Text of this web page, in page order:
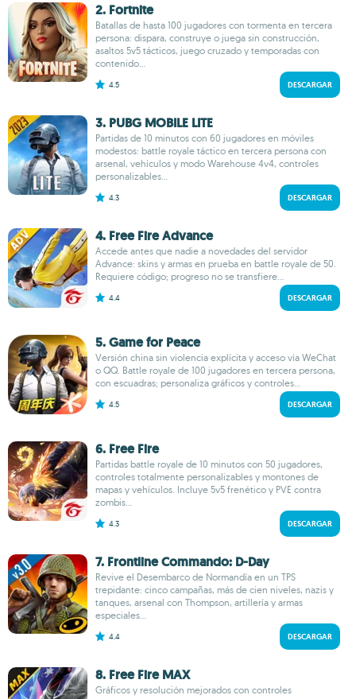
2. Fortnite
Batallas de hasta 100 jugadores con tormenta en tercera
persona: dispara, construye o juega sin construcción,
asaltos 5v5 tácticos, juego cruzado y temporadas con
contenido...
4.5 DESCARGAR
3. PUBG MOBILE LITE
Partidas de 10 minutos con 60 jugadores en móviles
modestos: battle royale táctico en tercera persona con
arsenal, vehículos y modo Warehouse 4v4, controles
personalizables...
4.3 DESCARGAR
4. Free Fire Advance
Accede antes que nadie a novedades del servidor
Advance: skins y armas en prueba en battle royale de 50.
Requiere código; progreso no se transfiere...
4.4 DESCARGAR
5. Game for Peace
Versión china sin violencia explícita y acceso vía WeChat
o QQ. Battle royale de 100 jugadores en tercera persona,
con escuadras; personaliza gráficos y controles...
4.5 DESCARGAR
6. Free Fire
Partidas battle royale de 10 minutos con 50 jugadores,
controles totalmente personalizables y montones de
mapas y vehículos. Incluye 5v5 frenético y PVE contra
zombis...
4.3 DESCARGAR
7. Frontline Commando: D-Day
Revive el Desembarco de Normandía en un TPS
trepidante: cinco campañas, más de cien niveles, nazis y
tanques, arsenal con Thompson, artillería y armas
especiales...
4.4 DESCARGAR
8. Free Fire MAX
Gráficos y resolución mejorados con controles